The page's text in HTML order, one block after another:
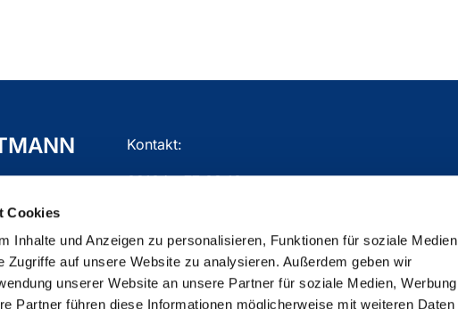
Cookies
Inhalte und Anzeigen zu personalisieren, Funktionen für soziale Medien
Zugriffe auf unsere Website zu analysieren. Außerdem geben wir
unserer Website an unsere Partner für soziale Medien, Werbung
Partner führen diese Informationen möglicherweise mit weiteren Daten
Kontakt:
02104 - 77 03 10